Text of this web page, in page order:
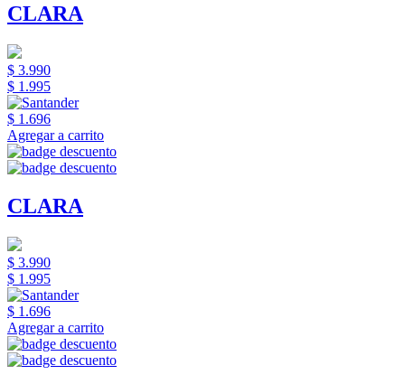
CLARA
$ 3.990
$ 1.995
$ 1.696
Agregar a carrito
CLARA
$ 3.990
$ 1.995
$ 1.696
Agregar a carrito